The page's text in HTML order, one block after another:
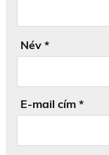
Név *
E-mail cím *